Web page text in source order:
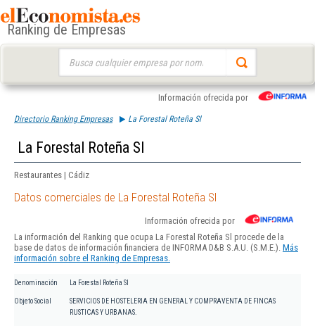
Ranking de Empresas
Información ofrecida por
Directorio Ranking Empresas La Forestal Roteña Sl
La Forestal Roteña Sl
Restaurantes | Cádiz
Datos comerciales de La Forestal Roteña Sl
Información ofrecida por
La información del Ranking que ocupa La Forestal Roteña Sl procede de la
base de datos de información financiera de INFORMA D&B S.A.U. (S.M.E.). Más
información sobre el Ranking de Empresas.
Denominación La Forestal Roteña Sl
Objeto Social
SERVICIOS DE HOSTELERIA EN GENERAL Y COMPRAVENTA DE FINCAS
RUSTICAS Y URBANAS.